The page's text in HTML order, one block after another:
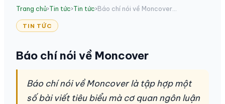
Trang chủ›Tin tức›Tin tức›Báo chí nói về Moncover...
TIN TỨC
Báo chí nói về Moncover
Báo chí nói về Moncover là tập hợp một
số bài viết tiêu biểu mà cơ quan ngôn luận